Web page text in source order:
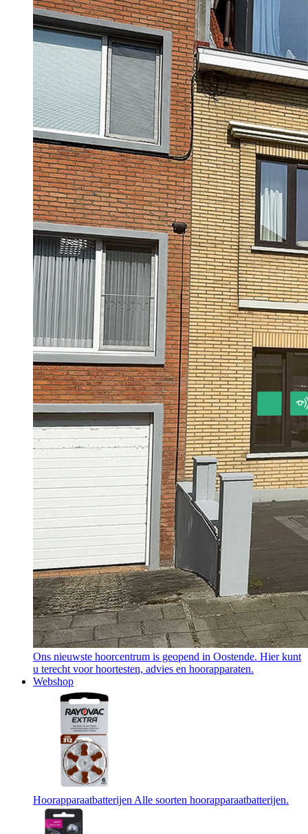
Ons nieuwste hoorcentrum is geopend in Oostende. Hier kunt
u terecht voor hoortesten, advies en hoorapparaten.
Webshop
Hoorapparaatbatterijen Alle soorten hoorapparaatbatterijen.